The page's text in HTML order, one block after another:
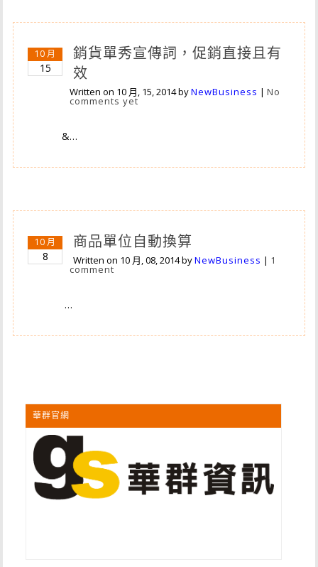
10 月
15
銷貨單秀宣傳詞，促銷直接且有
效
Written on 10 月, 15, 2014byNewBusiness |No
comments yet
&…
10 月
8
商品單位自動換算
Written on 10 月, 08, 2014byNewBusiness | 1
comment
…
華群官網